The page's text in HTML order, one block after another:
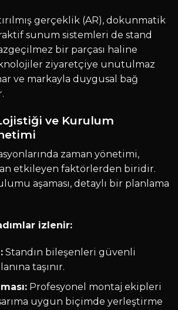
gerçeklik (AR), dokunmatik
sunum sistemleri de stand
bir parçası haline
ziyaretçiye unutulmaz
ve markayla duygusal bağ
ve Kurulum
zaman yönetimi,
etkileyen faktörlerden biridir.
aşaması, detaylı bir planlama
izlenir:
Standın bileşenleri güvenli
taşınır.
Profesyonel montaj ekipleri
uygun biçimde yerleştirme